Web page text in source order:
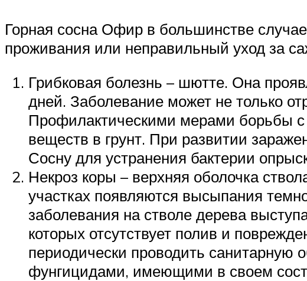
Горная сосна Офир в большинстве
проживания или неправильный уход за
Грибковая болезнь – шютте. Она
дней. Заболевание может не только
Профилактическими мерами борьбы
веществ в грунт. При развитии
Сосну для устранения бактерии
Некроз коры – верхняя оболочка
участках появляются высыпания
заболевания на стволе дерева
которых отсутствует полив и
периодически проводить санитарную
фунгицидами, имеющими в своем